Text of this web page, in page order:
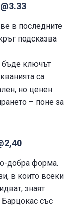
в последните
подсказва
бъде ключът
са
но ценен
– поне за
добра форма.
в които всеки
знаят
Барцокас със